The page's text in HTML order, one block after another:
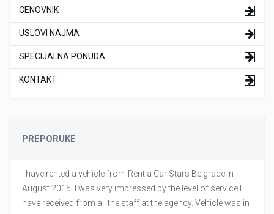
CENOVNIK
USLOVI NAJMA
SPECIJALNA PONUDA
KONTAKT
PREPORUKE
I have rented a vehicle from Rent a Car Stars Belgrade in
August 2015. I was very impressed by the level of service I
have received from all the staff at the agency. Vehicle was in